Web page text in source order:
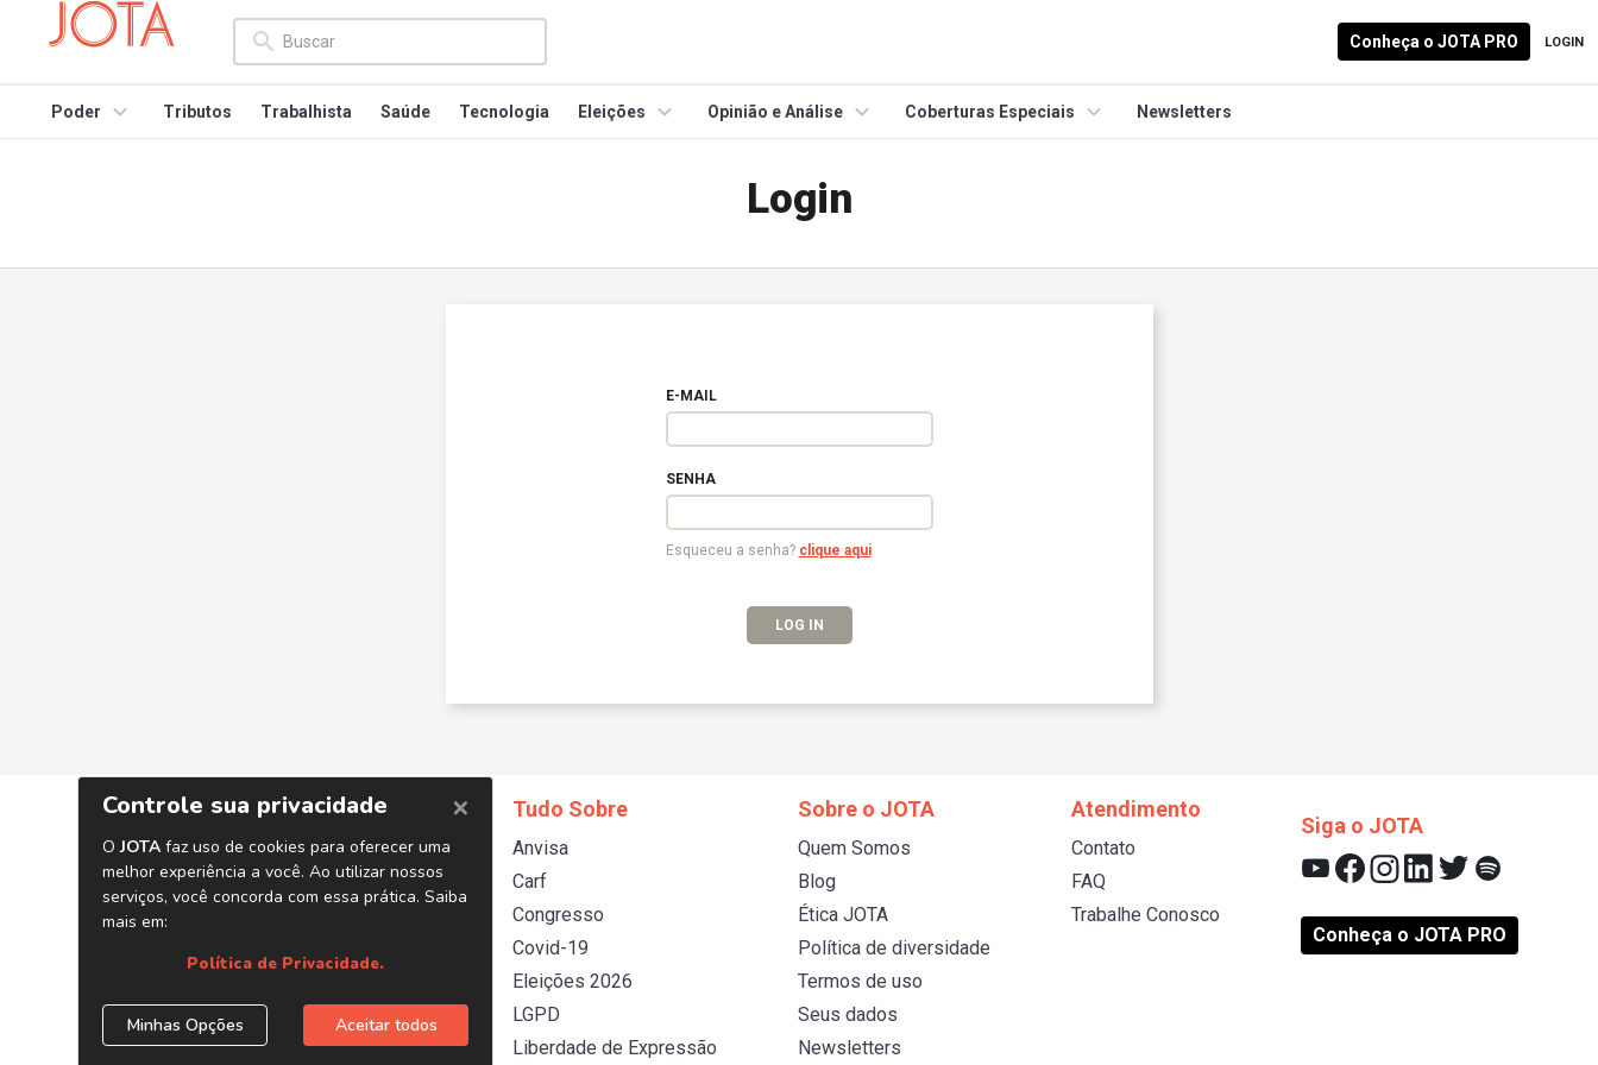
Conheça o JOTA PRO LOGIN
Poder Tributos Trabalhista Saúde Tecnologia Eleições Opinião e Análise Coberturas Especiais Newsletters
Login
E-MAIL
SENHA
Esqueceu a senha? clique aqui
LOG IN
Editorias
Poder
Tributos
Trabalhista
Opinião e Análise
Coberturas Especiais
Temas
STF
Executivo
Tudo Sobre
Anvisa
Carf
Congresso
Covid-19
Eleições 2026
LGPD
Liberdade de Expressão
Sobre o JOTA
Quem Somos
Blog
Ética JOTA
Política de diversidade
Termos de uso
Seus dados
Newsletters
Atendimento
Contato
FAQ
Trabalhe Conosco
Siga o JOTA
Conheça o JOTA PRO